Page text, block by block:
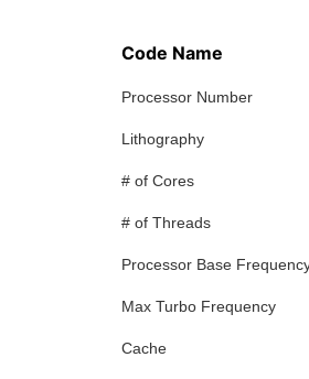
Code Name
Processor Number
Lithography
# of Cores
# of Threads
Processor Base
Max Turbo Frequency
Cache